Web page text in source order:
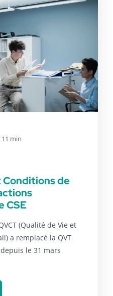
11 min
de
CSE
(Qualité de Vie et
a remplacé la QVT
le 31 mars